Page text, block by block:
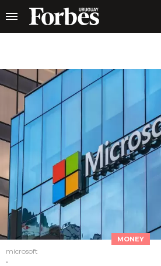
MONEY
microsoft
.